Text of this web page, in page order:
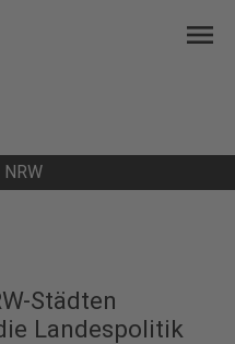
menu
Städten
Landespolitik